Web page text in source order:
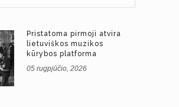
Pristatoma pirmoji atvira
lietuviškos muzikos
kūrybos platforma
05 rugpjūčio, 2026